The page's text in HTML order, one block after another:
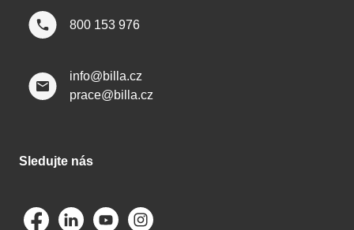
800 153 976
info@billa.cz
prace@billa.cz
Sledujte nás